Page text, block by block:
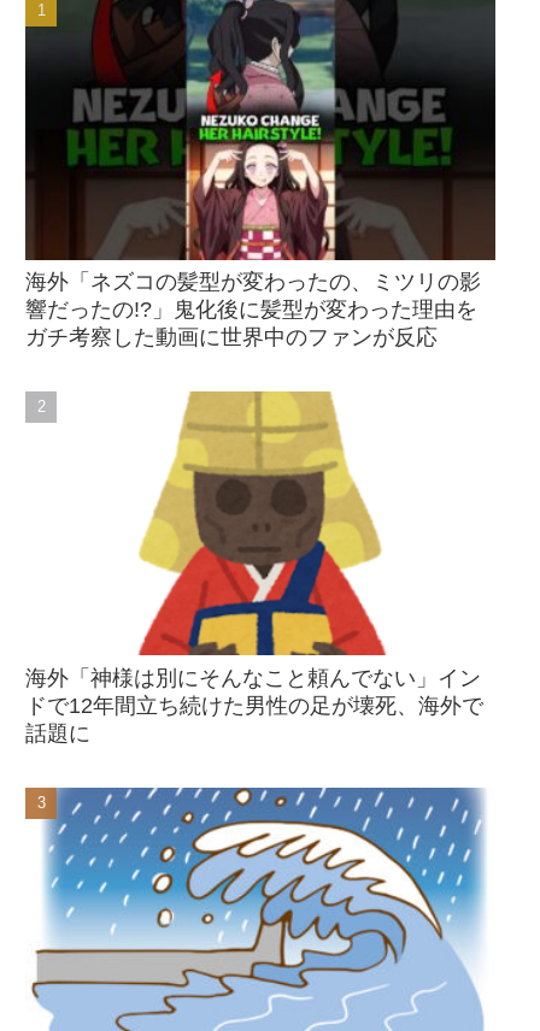
海外「ネズコの髪型が変わったの、ミツリの影
響だったの!?」鬼化後に髪型が変わった理由を
ガチ考察した動画に世界中のファンが反応
海外「神様は別にそんなこと頼んでない」イン
ドで12年間立ち続けた男性の足が壊死、海外で
話題に